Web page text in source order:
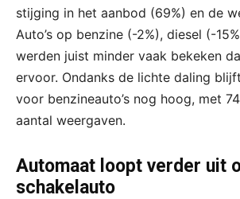
stijging in het aanbod (69%) en de
Auto’s op benzine (-2%), diesel (-
werden juist minder vaak bekeken
ervoor. Ondanks de lichte daling
voor benzineauto’s nog hoog, met
aantal weergaven.
Automaat loopt verder uit
schakelauto